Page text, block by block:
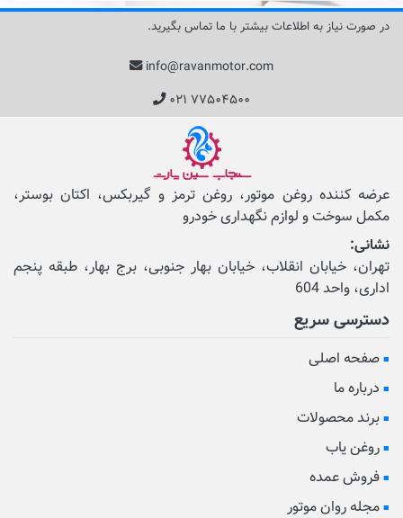
در صورت نیاز به اطلاعات بیشتر با ما تماس بگیرید.
info@ravanmotor.com
۰۲۱ ۷۷۵۰۴۵۰۰
عرضه کننده روغن موتور، روغن ترمز و گیربکس، اکتان بوستر،
مکمل‌ سوخت و لوازم نگهداری خودرو
نشانی:
تهران، خیابان انقلاب، خیابان بهار جنوبی، برج بهار، طبقه پنجم
اداری، واحد 604
دسترسی سریع
صفحه اصلی
درباره ما
برند محصولات
روغن یاب
فروش عمده
مجله روان موتور